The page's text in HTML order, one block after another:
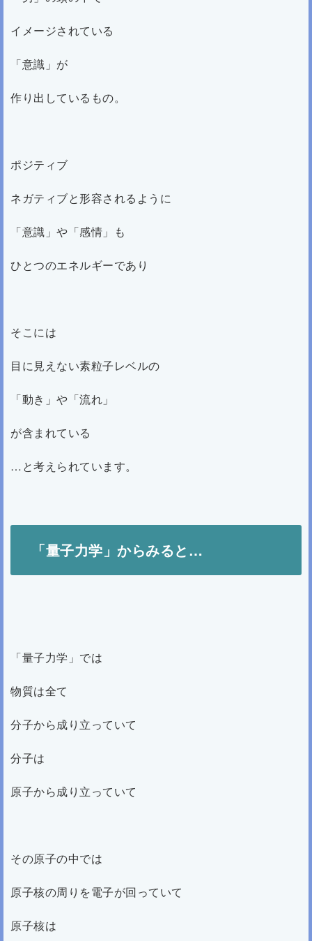
イメージされている
「意識」が
作り出しているもの。
ポジティブ
ネガティブと形容されるように
「意識」や「感情」も
ひとつのエネルギーであり
そこには
目に見えない素粒子レベルの
「動き」や「流れ」
が含まれている
…と考えられています。
「量子力学」からみると…
「量子力学」では
物質は全て
分子から成り立っていて
分子は
原子から成り立っていて
その原子の中では
原子核の周りを電子が回っていて
原子核は